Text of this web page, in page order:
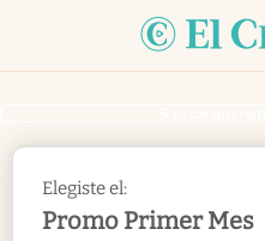
Elegiste el:
Promo Primer Mes